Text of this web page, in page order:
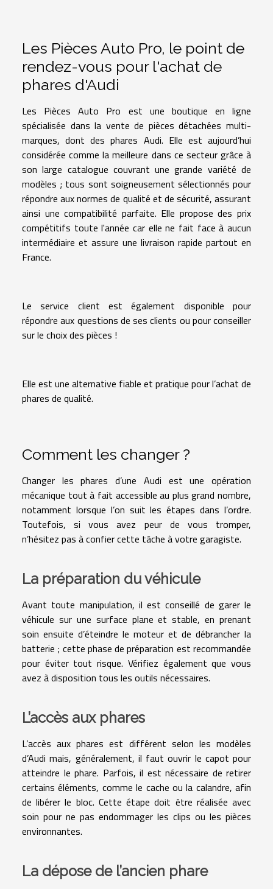
Les Pièces Auto Pro, le point de
rendez-vous pour l'achat de
phares d'Audi
Les Pièces Auto Pro est une boutique en ligne
spécialisée dans la vente de pièces détachées multi-
marques, dont desphares Audi. Elle est aujourd’hui
considérée comme la meilleure dans ce secteur grâce à
son large catalogue couvrant une grande variété de
modèles ; tous sont soigneusement sélectionnés pour
répondre aux normes de qualité et de sécurité, assurant
ainsi une compatibilité parfaite. Elle propose des prix
compétitifs toute l'année car elle ne fait face à aucun
intermédiaire et assure une livraison rapide partout en
France.
Le service client est également disponible pour
répondre aux questions de ses clients ou pour conseiller
sur le choix des pièces !
Elle est une alternative fiable et pratique pour l’achat de
phares de qualité.
Comment les changer ?
Changer les phares d’une Audi est une opération
mécanique tout à fait accessible au plus grand nombre,
notamment lorsque l’on suit les étapes dans l’ordre.
Toutefois, si vous avez peur de vous tromper,
n’hésitez pas à confier cette tâche à votre garagiste.
La préparation du véhicule
Avant toute manipulation, il est conseillé de garer le
véhicule sur une surface plane et stable, en prenant
soin ensuite d’éteindre le moteur et de débrancher la
batterie ; cette phase de préparation est recommandée
pour éviter tout risque. Vérifiez également que vous
avez à disposition tous les outils nécessaires.
L’accès aux phares
L’accès aux phares est différent selon les modèles
d’Audi mais, généralement, il faut ouvrir le capot pour
atteindre le phare. Parfois, il est nécessaire de retirer
certains éléments, comme le cache ou la calandre, afin
de libérer le bloc. Cette étape doit être réalisée avec
soin pour ne pas endommager les clips ou les pièces
environnantes.
La dépose de l’ancien phare